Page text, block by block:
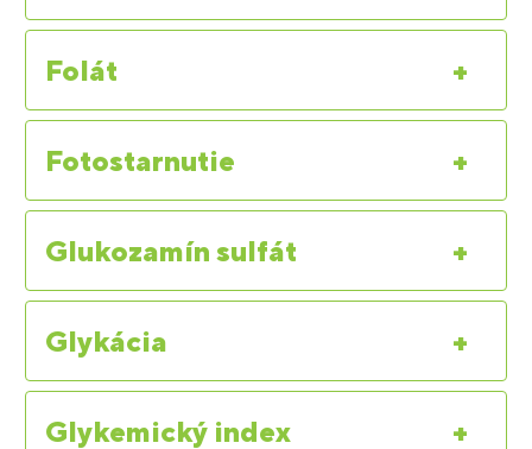
+
Folát
+
Fotostarnutie
+
Glukozamín sulfát
+
Glykácia
+
Glykemický index